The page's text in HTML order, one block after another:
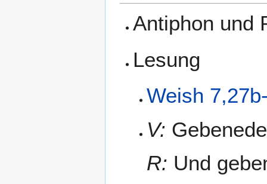
Antiphon und
Lesung
Weish
V:
R: Und